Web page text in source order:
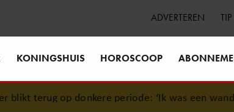
ADVERTEREN
KONINGSHUIS HOROSCOOP
periode: ‘Ik was een wandelend hoofd’